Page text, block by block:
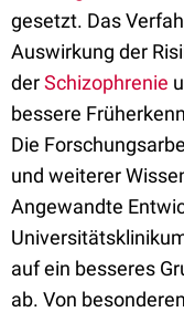
gesetzt. Das
Auswirkung der
derSchizophrenie
bessere
Die
und weiterer
Angewandte
auf ein besseres
ab. Von